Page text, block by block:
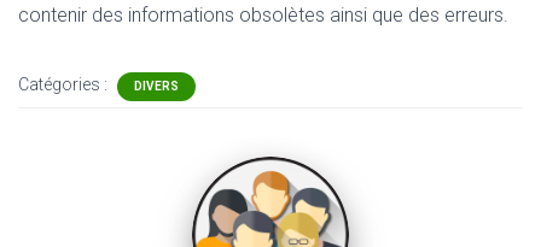
contenir des informations obsolètes ainsi que des erreurs.
Catégories : DIVERS